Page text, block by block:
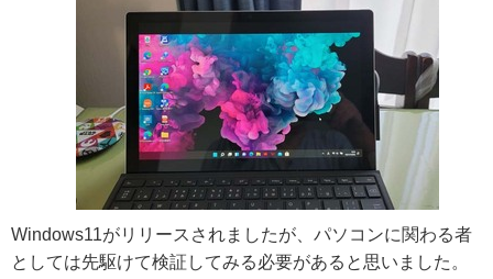
Windows11がリリースされましたが、パソコンに関わる者
としては先駆けて検証してみる必要があると思いました。